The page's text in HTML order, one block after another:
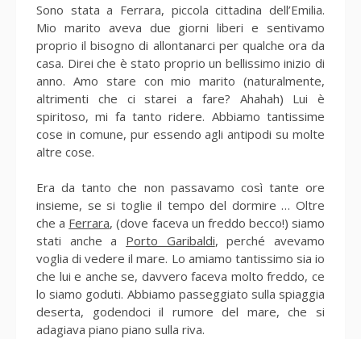
Sono stata a Ferrara, piccola cittadina dell’Emilia.
Mio marito aveva due giorni liberi e sentivamo
proprio il bisogno di allontanarci per qualche ora da
casa. Direi che è stato proprio un bellissimo inizio di
anno. Amo stare con mio marito (naturalmente,
altrimenti che ci starei a fare? Ahahah) Lui è
spiritoso, mi fa tanto ridere. Abbiamo tantissime
cose in comune, pur essendo agli antipodi su molte
altre cose.
Era da tanto che non passavamo così tante ore
insieme, se si toglie il tempo del dormire … Oltre
che a Ferrara, (dove faceva un freddo becco!) siamo
stati anche a Porto Garibaldi, perché avevamo
voglia di vedere il mare. Lo amiamo tantissimo sia io
che lui e anche se, davvero faceva molto freddo, ce
lo siamo goduti. Abbiamo passeggiato sulla spiaggia
deserta, godendoci il rumore del mare, che si
adagiava piano piano sulla riva.